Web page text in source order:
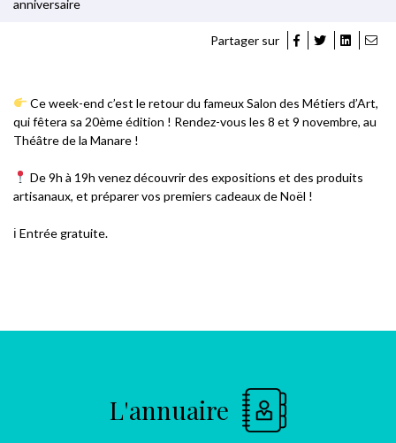
anniversaire
Partager sur
Ce week-end c’est le retour du fameux Salon des Métiers d’Art,
qui fêtera sa 20ème édition ! Rendez-vous les 8 et 9 novembre, au
Théâtre de la Manare !
De 9h à 19h venez découvrir des expositions et des produits
artisanaux, et préparer vos premiers cadeaux de Noël !
ℹ Entrée gratuite.
L'annuaire